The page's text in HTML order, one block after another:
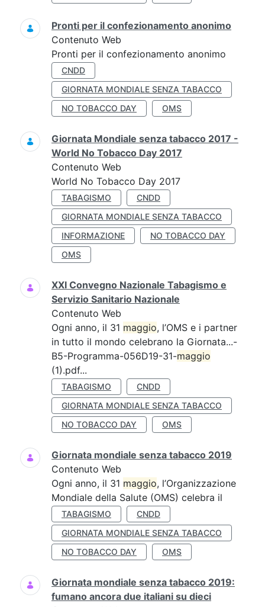
Pronti per il confezionamento anonimo
Contenuto Web
Pronti per il confezionamento anonimo
CNDD
GIORNATA MONDIALE SENZA TABACCO
NO TOBACCO DAY
OMS
Giornata Mondiale senza tabacco 2017 -
World No Tobacco Day 2017
Contenuto Web
World No Tobacco Day 2017
TABAGISMO
CNDD
GIORNATA MONDIALE SENZA TABACCO
INFORMAZIONE
NO TOBACCO DAY
OMS
XXI Convegno Nazionale Tabagismo e
Servizio Sanitario Nazionale
Contenuto Web
Ogni anno, il 31 maggio, l’OMS e i partner
in tutto il mondo celebrano la Giornata...-
B5-Programma-056D19-31-maggio
(1).pdf...
TABAGISMO
CNDD
GIORNATA MONDIALE SENZA TABACCO
NO TOBACCO DAY
OMS
Giornata mondiale senza tabacco 2019
Contenuto Web
Ogni anno, il 31 maggio, l’Organizzazione
Mondiale della Salute (OMS) celebra il
TABAGISMO
CNDD
GIORNATA MONDIALE SENZA TABACCO
NO TOBACCO DAY
OMS
Giornata mondiale senza tabacco 2019:
fumano ancora due italiani su dieci